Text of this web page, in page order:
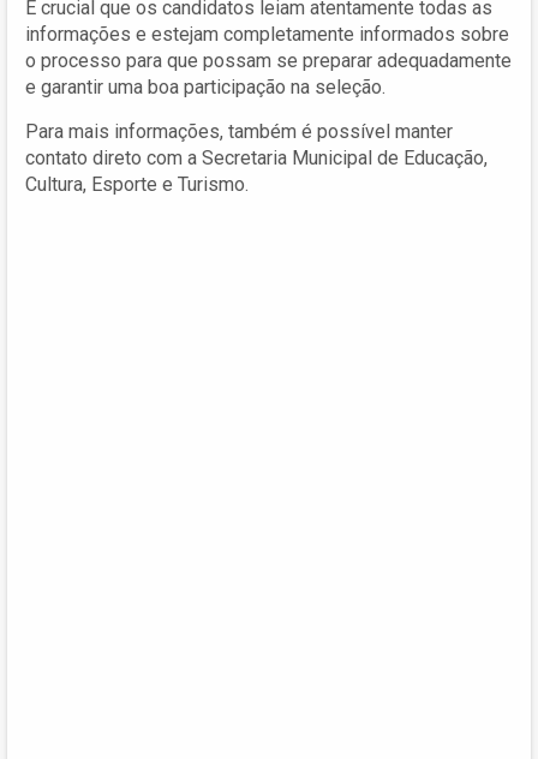
É crucial que os candidatos leiam atentamente todas as
informações e estejam completamente informados sobre
o processo para que possam se preparar adequadamente
e garantir uma boa participação na seleção.
Para mais informações, também é possível manter
contato direto com a Secretaria Municipal de Educação,
Cultura, Esporte e Turismo.